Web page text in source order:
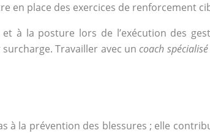
en place des exercices de renforcement
à la posture lors de l’exécution des
Travailler avec uncoach
à la prévention des blessures ; elle